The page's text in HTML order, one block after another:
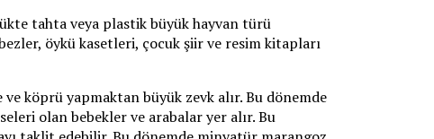
tahta veya plastik büyük hayvan türü
öykü kasetleri, çocuk şiir ve resim kitapları
köprü yapmaktan büyük zevk alır. Bu dönemde
olan bebekler ve arabalar yer alır. Bu